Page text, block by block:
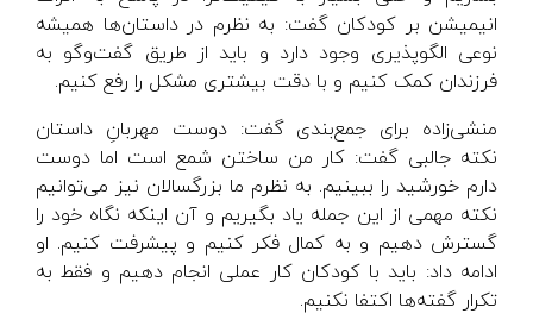
انیمیشن بر کودکان گفت: به نظرم در داستان‌ها همیشه
نوعی الگوپذیری وجود دارد و باید از طریق گفت‌وگو به
فرزندان کمک کنیم و با دقت بیشتری مشکل را رفع کنیم.
منشی‌زاده برای جمع‌بندی گفت: دوست مهربانِ داستان
نکته جالبی گفت: کار من ساختن شمع است اما دوست
دارم خورشید را ببینیم. به نظرم ما بزرگسالان نیز می‌توانیم
نکته مهمی از این جمله یاد بگیریم و آن اینکه نگاه خود را
گسترش دهیم و به کمال فکر کنیم و پیشرفت کنیم. او
ادامه داد: باید با کودکان کار عملی انجام دهیم و فقط به
تکرار گفته‌ها اکتفا نکنیم.